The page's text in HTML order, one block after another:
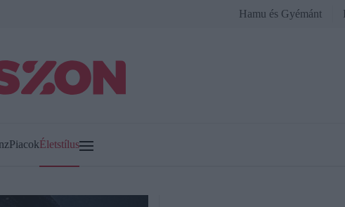
Hamu és Gyémánt
PiacokÉletstílus